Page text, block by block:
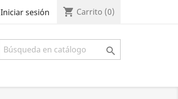
Iniciar sesión shopping_cart Carrito (0)
